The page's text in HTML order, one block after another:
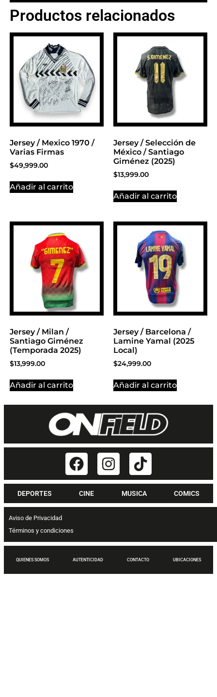
BANNER CON
PROMOCIONES 1
Click Here
Productos relacionados
Jersey / Mexico 1970 /
Varias Firmas
$49,999.00
Añadir al carrito
Jersey / Selección de
México / Santiago
Giménez (2025)
$13,999.00
Añadir al carrito
Jersey / Milan /
Santiago Giménez
(Temporada 2025)
$13,999.00
Añadir al carrito
Jersey / Barcelona /
Lamine Yamal (2025
Local)
$24,999.00
Añadir al carrito
DEPORTES CINE MUSICA COMICS
Aviso de Privacidad
Términos y condiciones
QUIENES SOMOS AUTENTICIDAD CONTACTO UBICACIONES